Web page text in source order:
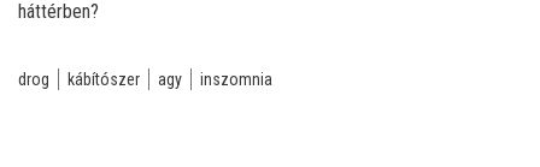
háttérben?
drog kábítószer agy inszomnia